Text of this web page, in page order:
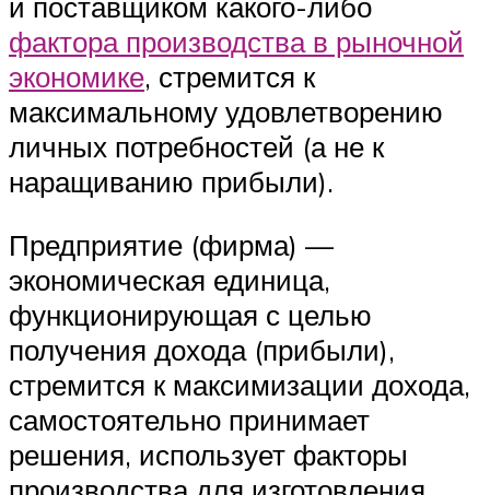
фактора производства в рыночной
экономике, стремится к
максимальному удовлетворению
личных потребностей (а не к
наращиванию прибыли).
Предприятие (фирма) —
экономическая единица,
функционирующая с целью
получения дохода (прибыли),
стремится к максимизации дохода,
самостоятельно принимает
решения, использует факторы